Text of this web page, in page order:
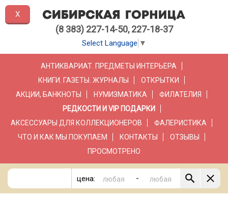
(8 383) 227-14-50, 227-18-37
Select Language ▼
АНТИКВАРИАТ. ПРЕДМЕТЫ ИНТЕРЬЕРА
КНИГИ. ГАЗЕТЫ. ЖУРНАЛЫ
ОТКРЫТКИ
АКЦИИ, БАНКНОТЫ
НУМИЗМАТИКА
ФИЛАТЕЛИЯ
РЕДКОСТИ И VIP ПОДАРКИ
АКСЕССУАРЫ ДЛЯ КОЛЛЕКЦИОНЕРОВ
ФАЛЕРИСТИКА
ЧТО И КАК МЫ ПОКУПАЕМ
КОНТАКТЫ
ОТЗЫВЫ
ПРОСМОТРЕНО
цена: -
X